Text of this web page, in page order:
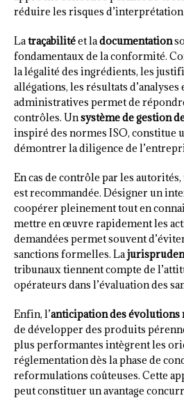
réduire les risques
Latraçabilitéet ladocumentation
fondamentaux de la conformité.
la légalité des ingrédients, les
allégations, les résultats
administratives permet de
contrôles. Unsystème de gestion
inspiré des normes ISO, constitue
démontrer la diligence de
En cas de contrôle par les autorités,
est recommandée. Désigner un
coopérer pleinement tout en
mettre en œuvre rapidement les
demandées permet souvent
sanctions formelles. La
tribunaux tiennent compte de
opérateurs dans l’évaluation des
Enfin, l’anticipation des évolutions
de développer des produits
plus performantes intègrent les
réglementation dès la phase de
reformulations coûteuses. Cette
peut constituer un avantage